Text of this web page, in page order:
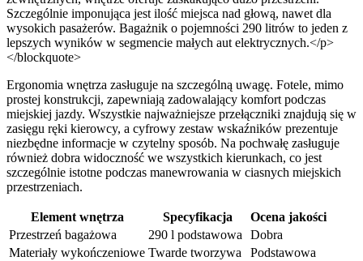
Szczególnie imponująca jest ilość miejsca nad głową, nawet dla
wysokich pasażerów. Bagażnik o pojemności 290 litrów to jeden z
lepszych wyników w segmencie małych aut elektrycznych.</p>
</blockquote>
Ergonomia wnętrza zasługuje na szczególną uwagę. Fotele, mimo
prostej konstrukcji, zapewniają zadowalający komfort podczas
miejskiej jazdy. Wszystkie najważniejsze przełączniki znajdują się w
zasięgu ręki kierowcy, a cyfrowy zestaw wskaźników prezentuje
niezbędne informacje w czytelny sposób. Na pochwałę zasługuje
również dobra widoczność we wszystkich kierunkach, co jest
szczególnie istotne podczas manewrowania w ciasnych miejskich
przestrzeniach.
Element wnętrza Specyfikacja
Ocena jakości
Przestrzeń bagażowa
290 l podstawowa
Dobra
Materiały wykończeniowe Twarde tworzywa
Podstawowa